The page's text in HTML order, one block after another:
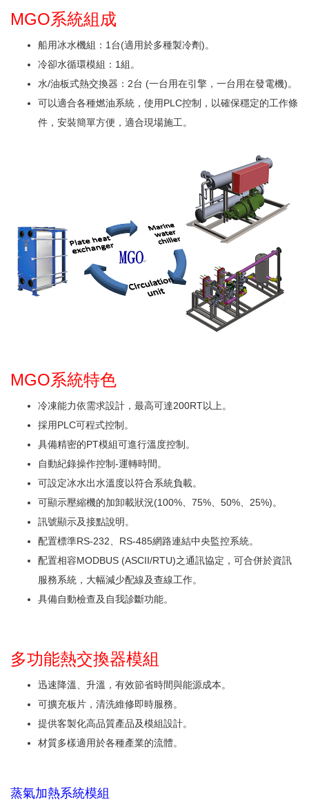
MGO系統組成
船用冰水機組：1台(適用於多種製冷劑)。
冷卻水循環模組：1組。
水/油板式熱交換器：2台 (一台用在引擎，一台用在發電機)。
可以適合各種燃油系統，使用PLC控制，以確保穩定的工作條
件，安裝簡單方便，適合現場施工。
MGO系統特色
冷凍能力依需求設計，最高可達200RT以上。
採用PLC可程式控制。
具備精密的PT模組可進行溫度控制。
自動紀錄操作控制-運轉時間。
可設定冰水出水溫度以符合系統負載。
可顯示壓縮機的加卸載狀況(100%、75%、50%、25%)。
訊號顯示及接點說明。
配置標準RS-232、RS-485網路連結中央監控系統。
配置相容MODBUS (ASCII/RTU)之通訊協定，可合併於資訊
服務系統，大幅減少配線及查線工作。
具備自動檢查及自我診斷功能。
多功能熱交換器模組
迅速降溫、升溫，有效節省時間與能源成本。
可擴充板片，清洗維修即時服務。
提供客製化高品質產品及模組設計。
材質多樣適用於各種產業的流體。
蒸氣加熱系統模組